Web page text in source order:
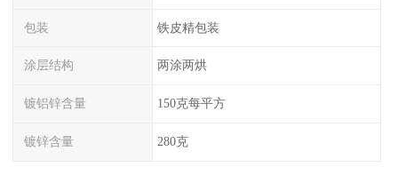
包装 铁皮精包装
涂层结构 两涂两烘
镀铝锌含量 150克每平方
镀锌含量 280克